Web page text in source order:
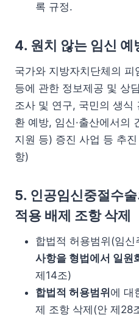
록 규정.
4. 원치 않는 임신 예
국가와 지방자치단체의 피
등에 관한 정보제공 및 상
조사 및 연구, 국민의 생식
환 예방, 임신·출산에서의
지원 등) 증진 사업 등 추
항)
5. 인공임신중절수
적용 배제 조항 삭제
합법적 허용범위(임
사항을 형법에서 일원
제14조)
합법적 허용범위 에 대
제 조항 삭제(안 제28